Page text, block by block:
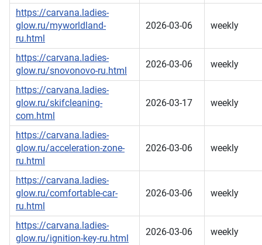
https://carvana.ladies-
glow.ru/myworldland-
ru.html
2026-03-06 weekly
https://carvana.ladies-
glow.ru/snovonovo-ru.html
2026-03-06 weekly
https://carvana.ladies-
glow.ru/skifcleaning-
com.html
2026-03-17 weekly
https://carvana.ladies-
glow.ru/acceleration-zone-
ru.html
2026-03-06 weekly
https://carvana.ladies-
glow.ru/comfortable-car-
ru.html
2026-03-06 weekly
https://carvana.ladies-
glow.ru/ignition-key-ru.html
2026-03-06 weekly